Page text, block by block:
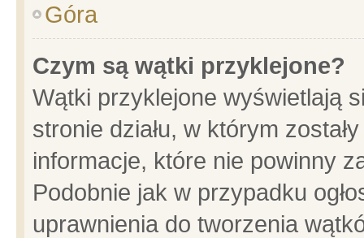
Góra
Czym są wątki przyklejone?
Wątki przyklejone wyświetlają
stronie działu, w którym
informacje, które nie powinny
Podobnie jak w przypadku
uprawnienia do tworzenia